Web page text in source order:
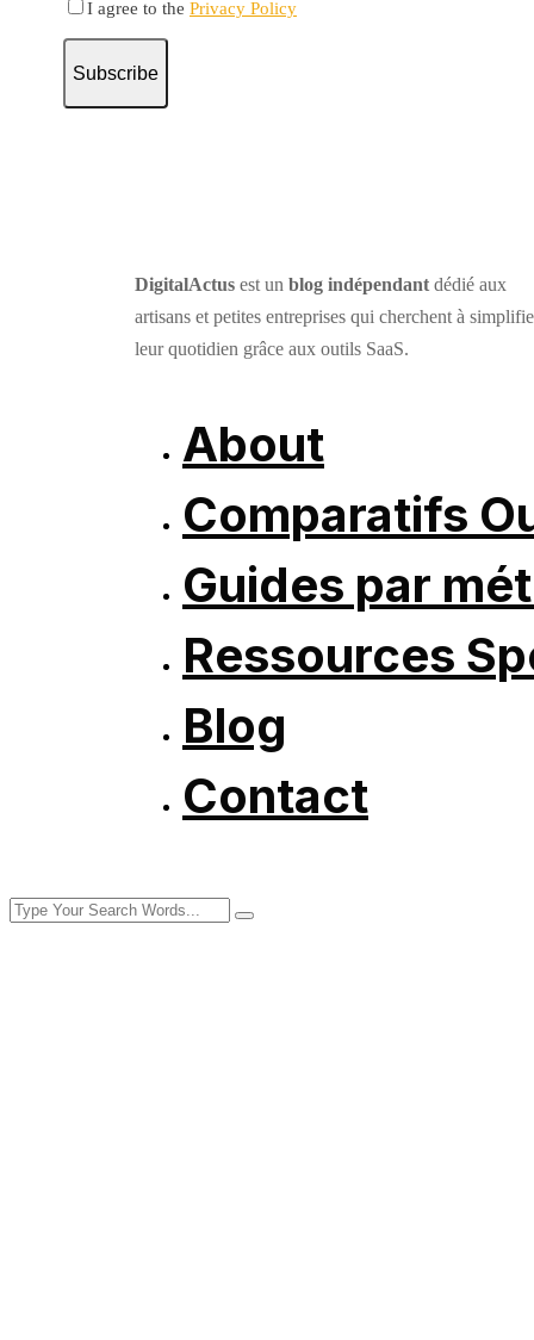
I agree to the Privacy Policy
Subscribe
DigitalActus est un blog indépendant dédié aux
artisans et petites entreprises qui cherchent à
leur quotidien grâce aux outils SaaS.
About
Comparatifs
Guides par
Ressources
Blog
Contact